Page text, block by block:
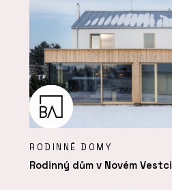
RODINNÉ DOMY
Rodinný dům v Novém Vestci